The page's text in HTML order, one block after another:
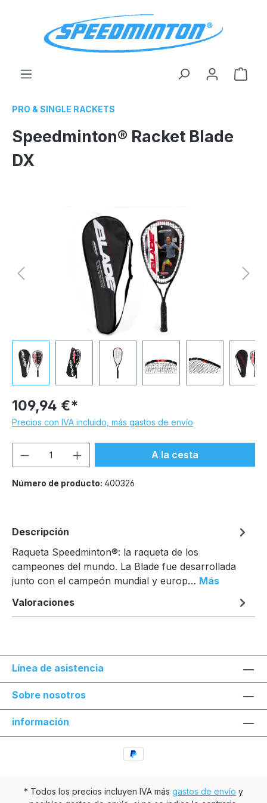
El
PRO & SINGLE RACKETS
Speedminton® Racket Blade
DX
109,94 €*
Precios con IVA incluido, más gastos de envío
Cantidad del producto: introduce la
A la cesta
Número de producto: 400326
Descripción
Raqueta Speedminton®: la raqueta de los
campeones del mundo. La Blade fue desarrollada
junto con el campeón mundial y europ… Más
Valoraciones
Línea de asistencia
Sobre nosotros
información
* Todos los precios incluyen IVA más gastos de envío y